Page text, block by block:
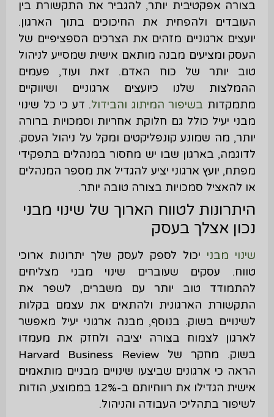
בצורה אפקטיבית יותר, להגביר את התקשורת בין
העובדים ולהפחית את החיכוכים בתוך הארגון.
יועצים ארגוניים מזהים את הצרכים הספציפיים של
העסק ומציעים מבנה מותאם אישית שמסייע לניהול
טוב יותר של כוח האדם. זאת ועוד, פעמים
ההמלצות שלנו כיועצים ארגוניים ושיווקיים
מתמקדות בשיפור המיתוג והבידול. דע כי כל שינוי
מבני יעיל כולל גם חלוקת אחריות וסמכויות ברורה
יותר, מה שמונע קונפליקטים ומקל על ניהול העסק.
לדוגמה, בארגון שבו יש מחסור במנהלים בתפקידי
מפתח, יועץ ארגוני יציע להגדיל את מספר המנהלים
או להאציל סמכויות בצורה טובה יותר.
היתרונות לטווח הארוך של שינוי מבני
נכון אצלך בעסק
שינוי מבני יכול לספק לעסק שלך יתרונות ארוכי
טווח. עסקים שעוברים שינוי מבני מצליחים
להתמודד טוב יותר עם משברים, לשפר את
התקשורת הארגונית ולהתאים את עצמם בקלות
לשינויים בשוק. בנוסף, מבנה ארגוני יעיל מאפשר
לארגון לצמוח בצורה יציבה ולחזק את מעמדו
בשוק. מחקר של Harvard Business Review
הראה כי ארגונים שביצעו שינויים מבניים מותאמים
אישית הגדילו את רווחיותם ב-12% בממוצע, הודות
לשיפור בתהליכי העבודה והניהול.